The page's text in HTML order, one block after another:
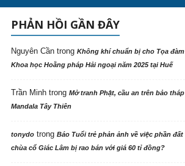
PHẢN HỒI GẦN ĐÂY
Nguyên Cầntrong Không khí chuẩn bị cho Tọa đàm
Khoa học Hoằng pháp Hải ngoại năm 2025 tại Huế
Trần Minhtrong Mở tranh Phật, cầu an trên bảo tháp
Mandala Tây Thiên
tonydotrong Báo Tuổi trẻ phản ảnh về việc phần đất
chùa cổ Giác Lâm bị rao bán với giá 60 tỉ đồng?